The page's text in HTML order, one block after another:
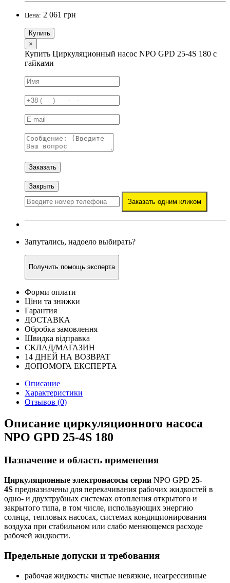
Цена: 2 061 грн
Купить
×
Купить Циркуляционный насос NPO GPD 25-4S 180 с
гайками
Заказать
Закрыть
Заказать одним кликом
Запутались, надоело выбирать?
Получить помощь эксперта
Форми оплати
Ціни та знижки
Гарантия
ДОСТАВКА
Обробка замовлення
Швидка відправка
СКЛАД/МАГАЗИН
14 ДНЕЙ НА ВОЗВРАТ
ДОПОМОГА ЕКСПЕРТА
Описание
Характеристики
Отзывов (0)
Описание циркуляционного насоса
NPO GPD 25-4S 180
Назначение и область применения
Циркуляционные электронасосы серии NPO GPD 25-
4S предназначены для перекачивания рабочих жидкостей в
одно- и двухтрубных системах отопления открытого и
закрытого типа, в том числе, использующих энергию
солнца, тепловых насосах, системах кондиционирования
воздуха при стабильном или слабо меняющемся расходе
рабочей жидкости.
Предельные допуски и требования
рабочая жидкость: чистые невязкие, неагрессивные